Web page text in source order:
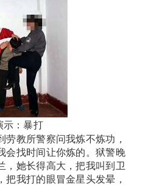
示：暴打
教所警察问我炼不炼功，
会找时间让你炼的。狱警晚
，她长得高大，把我叫到卫
我打的眼冒金星头发晕，